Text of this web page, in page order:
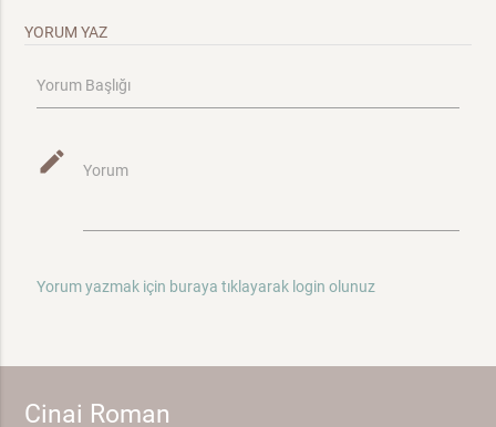
YORUM YAZ
Yorum Başlığı
mode_edit Yorum
Yorum yazmak için buraya tıklayarak login olunuz
Cinai Roman